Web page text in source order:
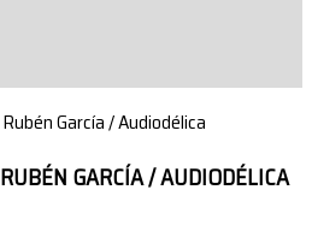
Rubén García / Audiodélica
RUBÉN GARCÍA / AUDIODÉLICA